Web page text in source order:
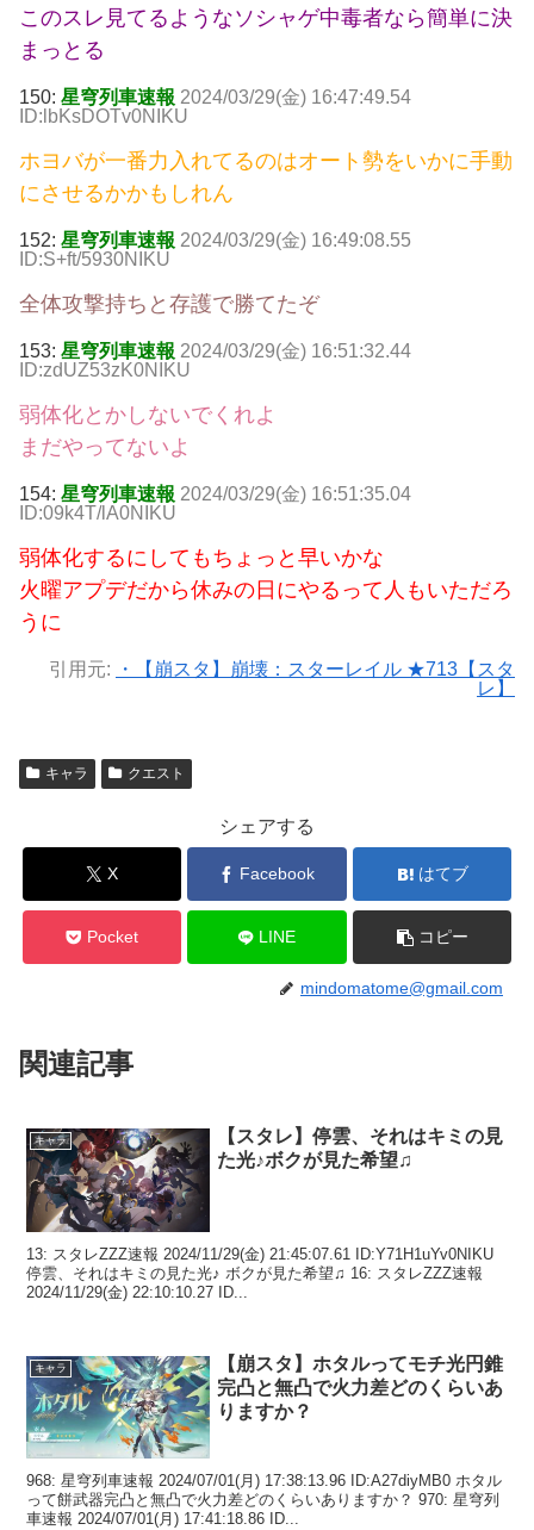
このスレ見てるようなソシャゲ中毒者なら簡単に決
まっとる
150: 星穹列車速報 2024/03/29(金) 16:47:49.54
ID:lbKsDOTv0NIKU
ホヨバが一番力入れてるのはオート勢をいかに手動
にさせるかかもしれん
152: 星穹列車速報 2024/03/29(金) 16:49:08.55
ID:S+ft/5930NIKU
全体攻撃持ちと存護で勝てたぞ
153: 星穹列車速報 2024/03/29(金) 16:51:32.44
ID:zdUZ53zK0NIKU
弱体化とかしないでくれよ
まだやってないよ
154: 星穹列車速報 2024/03/29(金) 16:51:35.04
ID:09k4T/lA0NIKU
弱体化するにしてもちょっと早いかな
火曜アプデだから休みの日にやるって人もいただろ
うに
引用元:
・【崩スタ】崩壊：スターレイル ★713【スタ
レ】
キャラ クエスト
シェアする
X Facebook はてブ
Pocket LINE コピー
mindomatome@gmail.com
関連記事
キャラ
【スタレ】停雲、それはキミの見
た光♪ボクが見た希望♫
13: スタレZZZ速報 2024/11/29(金) 21:45:07.61 ID:Y71H1uYv0NIKU
停雲、それはキミの見た光♪ ボクが見た希望♫ 16: スタレZZZ速報
2024/11/29(金) 22:10:10.27 ID...
キャラ
【崩スタ】ホタルってモチ光円錐
完凸と無凸で火力差どのくらいあ
りますか？
968: 星穹列車速報 2024/07/01(月) 17:38:13.96 ID:A27diyMB0 ホタル
って餅武器完凸と無凸で火力差どのくらいありますか？ 970: 星穹列
車速報 2024/07/01(月) 17:41:18.86 ID...